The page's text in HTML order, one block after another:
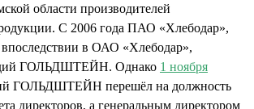
области производителей
С 2006 года ПАО «Хлебодар»,
впоследствии в ОАО «Хлебодар»,
ГОЛЬДШТЕЙН. Однако 1 ноября
ГОЛЬДШТЕЙН перешёл на должность
директоров, а генеральным директором